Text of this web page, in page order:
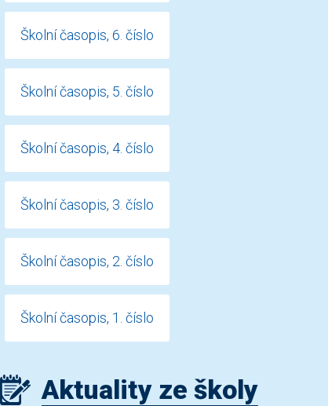
Školní časopis, 6. číslo
Školní časopis, 5. číslo
Školní časopis, 4. číslo
Školní časopis, 3. číslo
Školní časopis, 2. číslo
Školní časopis, 1. číslo
Aktuality ze školy